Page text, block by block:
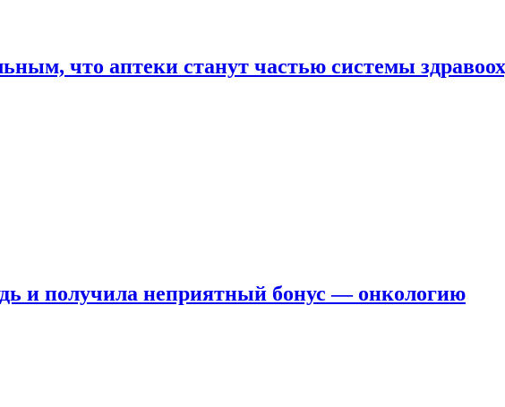
что аптеки станут частью системы
и получила неприятный бонус — онкологию